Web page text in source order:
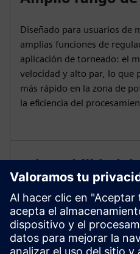
Diseñado para usuarios de
amplias funciones de
aplicación de torneado: el
velocidad y alto par, lo
más rápido en la zona de
la eficiencia del
Adaptabilidad
global
El 1PH3 Pro cuenta con
internacionales: CE/EAC/
normativa, mejorar la